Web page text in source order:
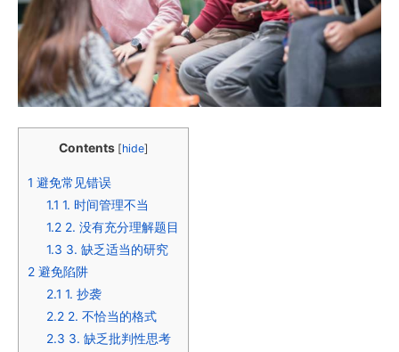
Contents [hide]
1 避免常见错误
1.1 1. 时间管理不当
1.22. 没有充分理解题目
1.3 3. 缺乏适当的研究
2 避免陷阱
2.1 1. 抄袭
2.22. 不恰当的格式
2.3 3. 缺乏批判性思考